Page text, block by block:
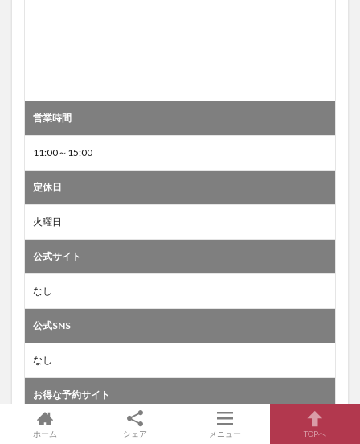
営業時間
11:00～15:00
定休日
火曜日
公式サイト
なし
公式SNS
なし
お得な予約サイト
なし
ホーム シェア メニュー TOPへ